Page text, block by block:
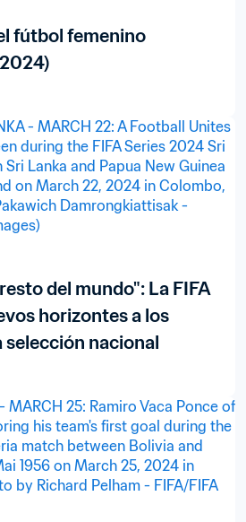
fútbol femenino
del mundo": La FIFA
horizontes a los
selección nacional